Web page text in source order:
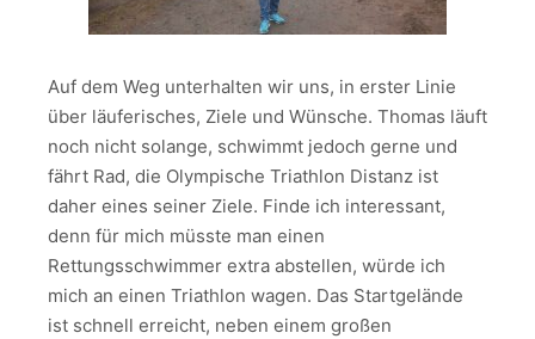
Auf dem Weg unterhalten wir uns, in erster Linie
über läuferisches, Ziele und Wünsche. Thomas läuft
noch nicht solange, schwimmt jedoch gerne und
fährt Rad, die Olympische Triathlon Distanz ist
daher eines seiner Ziele. Finde ich interessant,
denn für mich müsste man einen
Rettungsschwimmer extra abstellen, würde ich
mich an einen Triathlon wagen. Das Startgelände
ist schnell erreicht, neben einem großen